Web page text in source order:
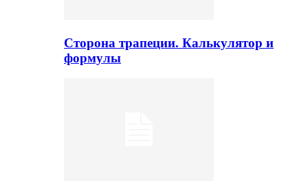
Сторона трапеции. Калькулятор и
формулы